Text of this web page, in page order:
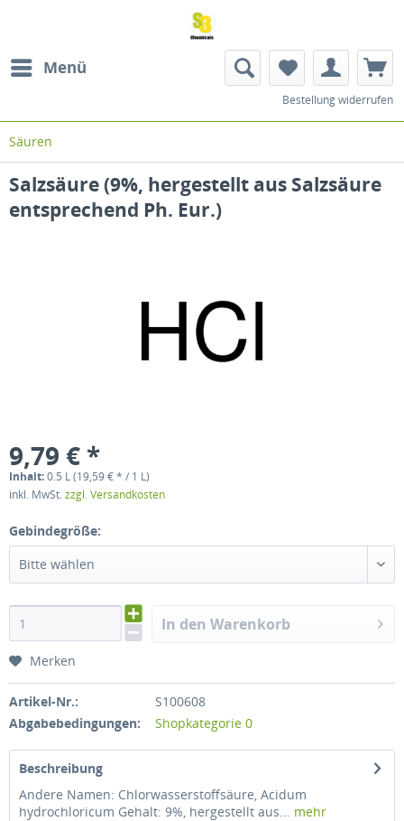
Menü
Bestellung widerrufen
Säuren
Salzsäure (9%, hergestellt aus Salzsäure
entsprechend Ph. Eur.)
9,79 € *
Inhalt:0.5 L (19,59 € * / 1 L)
inkl. MwSt.zzgl. Versandkosten
Gebindegröße:
Bitte wählen
In den Warenkorb
Merken
Artikel-Nr.:
S100608
Abgabebedingungen:
Shopkategorie 0
Beschreibung
Andere Namen: Chlorwasserstoffsäure, Acidum
hydrochloricum Gehalt: 9%, hergestellt aus... mehr